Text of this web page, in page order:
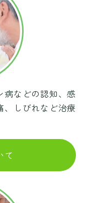
病などの認知、感
、しびれなど治療
て